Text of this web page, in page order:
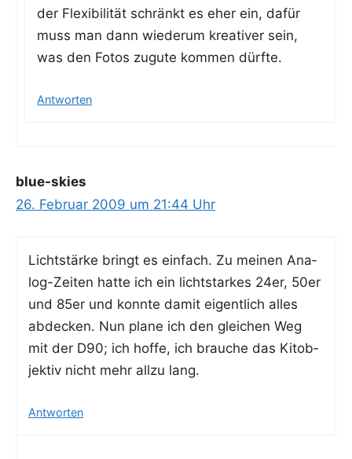
der Fle­xi­bi­li­tät schränkt es eher ein, dafür
muss man dann wie­der­um krea­ti­ver sein,
was den Fotos zugu­te kom­men dürfte.
Antworten
blue-skies
26. Februar 2009 um 21:44 Uhr
Licht­stär­ke bringt es ein­fach. Zu mei­nen Ana­
log-Zei­ten hat­te ich ein licht­star­kes 24er, 50er
und 85er und konn­te damit eigent­lich alles
abde­cken. Nun pla­ne ich den glei­chen Weg
mit der D90; ich hof­fe, ich brau­che das Kit­ob­
jek­tiv nicht mehr all­zu lang.
Antworten